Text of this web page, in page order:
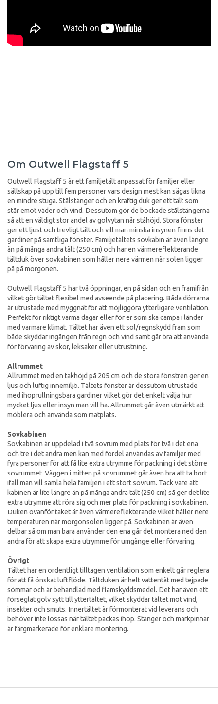
Om Outwell Flagstaff 5
Outwell Flagstaff 5 är ett familjetält anpassat för familjer eller
sällskap på upp till fem personer vars design mest kan sägas likna
en mindre stuga. Stålstänger och en kraftig duk ger ett tält som
står emot väder och vind. Dessutom gör de bockade stålstängerna
så att en väldigt stor andel av golvytan når ståhöjd. Stora fönster
ger ett ljust och trevligt tält och vill man minska insynen finns det
gardiner på samtliga fönster. Familjetältets sovkabin är även längre
än på många andra tält (250 cm) och har en värmereflekterande
tältduk över sovkabinen som håller nere värmen när solen ligger
på på morgonen.
Outwell Flagstaff 5 har två öppningar, en på sidan och en framifrån
vilket gör tältet flexibel med avseende på placering. Båda dörrarna
är utrustade med myggnät för att möjliggöra ytterligare ventilation.
Perfekt för riktigt varma dagar eller för er som ska campa i länder
med varmare klimat. Tältet har även ett sol/regnskydd fram som
både skyddar ingången från regn och vind samt går bra att använda
för förvaring av skor, leksaker eller utrustning.
Allrummet
Allrummet med en takhöjd på 205 cm och de stora fönstren ger en
ljus och luftig innemiljö. Tältets fönster är dessutom utrustade
med ihoprullningsbara gardiner vilket gör det enkelt välja hur
mycket ljus eller insyn man vill ha. Allrummet går även utmärkt att
möblera och använda som matplats.
Sovkabinen
Sovkabinen är uppdelad i två sovrum med plats för två i det ena
och tre i det andra men kan med fördel användas av familjer med
fyra personer för att få lite extra utrymme för packning i det större
sovrummet. Väggen i mitten på sovrummet går även bra att ta bort
ifall man vill samla hela familjen i ett stort sovrum. Tack vare att
kabinen är lite längre än på många andra tält (250 cm) så ger det lite
extra utrymme att röra sig och mer plats för packning i sovkabinen.
Duken ovanför taket är även värmereflekterande vilket håller nere
temperaturen när morgonsolen ligger på. Sovkabinen är även
delbar så om man bara använder den ena går det montera ned den
andra för att skapa extra utrymme för umgänge eller förvaring.
Övrigt
Tältet har en ordentligt tilltagen ventilation som enkelt går reglera
för att få önskat luftflöde. Tältduken är helt vattentät med tejpade
sömmar och är behandlad med flamskyddsmedel. Det har även ett
förseglat golv sytt till yttertältet, vilket skyddar tältet mot vind,
insekter och smuts. Innertältet är förmonterat vid leverans och
behöver inte lossas när tältet packas ihop. Stänger och markpinnar
är färgmarkerade för enklare montering.